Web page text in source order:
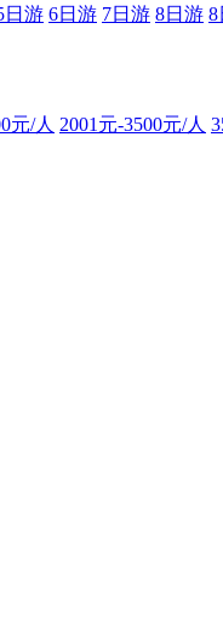
日游 6日游 7日游 8日游 8
元/人 2001元-3500元/人